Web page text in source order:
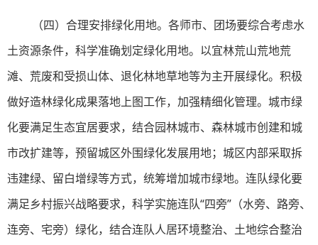
（四）合理安排绿化用地。各师市、团场要综合考虑水
土资源条件，科学准确划定绿化用地。以宜林荒山荒地荒
滩、荒废和受损山体、退化林地草地等为主开展绿化。积极
做好造林绿化成果落地上图工作，加强精细化管理。城市绿
化要满足生态宜居要求，结合园林城市、森林城市创建和城
市改扩建等，预留城区外围绿化发展用地；城区内部采取拆
违建绿、留白增绿等方式，统筹增加城市绿地。连队绿化要
满足乡村振兴战略要求，科学实施连队“四旁”（水旁、路旁、
连旁、宅旁）绿化，结合连队人居环境整治、土地综合整治